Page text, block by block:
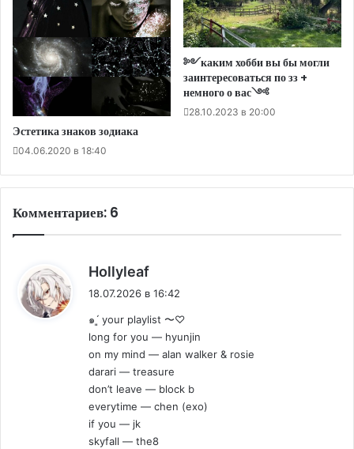
Эстетика знаков зодиака
04.06.2020 в 18:40
༻каким хобби вы бы могли
заинтересоваться по зз +
немного о вас༺
28.10.2023 в 20:00
Комментариев: 6
Hollyleaf
18.07.2026 в 16:42
๑ˊ͈ your playlist 〜♡
long for you — hyunjin
on my mind — alan walker & rosie
darari — treasure
don’t leave — block b
everytime — chen (exo)
if you — jk
skyfall — the8